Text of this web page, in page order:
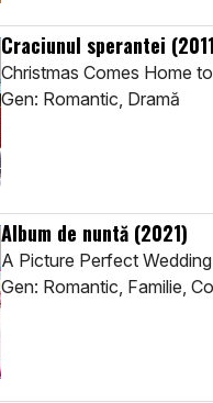
Craciunul sperantei
Christmas Comes Home
Gen: Romantic, Dramă
Album de nuntă (2021)
A Picture Perfect Wedding
Gen: Romantic, Familie,